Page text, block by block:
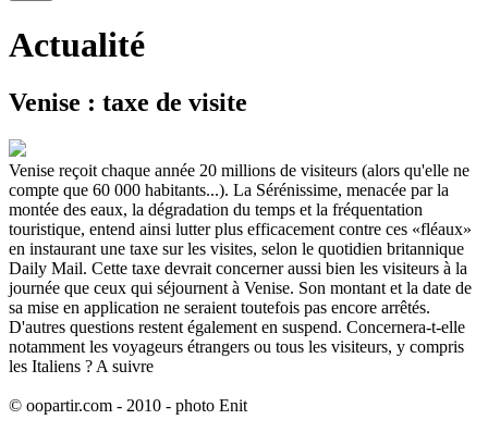
Actualité
Venise : taxe de visite
Venise reçoit chaque année 20 millions de visiteurs (alors qu'elle ne
compte que 60 000 habitants...). La Sérénissime, menacée par la
montée des eaux, la dégradation du temps et la fréquentation
touristique, entend ainsi lutter plus efficacement contre ces «fléaux»
en instaurant une taxe sur les visites, selon le quotidien britannique
Daily Mail. Cette taxe devrait concerner aussi bien les visiteurs à la
journée que ceux qui séjournent à Venise. Son montant et la date de
sa mise en application ne seraient toutefois pas encore arrêtés.
D'autres questions restent également en suspend. Concernera-t-elle
notamment les voyageurs étrangers ou tous les visiteurs, y compris
les Italiens ? A suivre
© oopartir.com - 2010 - photo Enit